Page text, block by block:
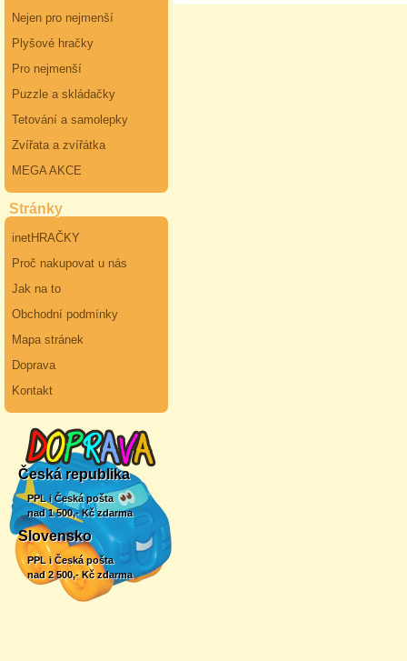
Nejen pro nejmenší
Plyšové hračky
Pro nejmenší
Puzzle a skládačky
Tetování a samolepky
Zvířata a zvířátka
MEGA AKCE
Stránky
inetHRAČKY
Proč nakupovat u nás
Jak na to
Obchodní podmínky
Mapa stránek
Doprava
Kontakt
Česká republika
PPL i Česká pošta
nad 1 500,- Kč zdarma
Slovensko
PPL i Česká pošta
nad 2 500,- Kč zdarma